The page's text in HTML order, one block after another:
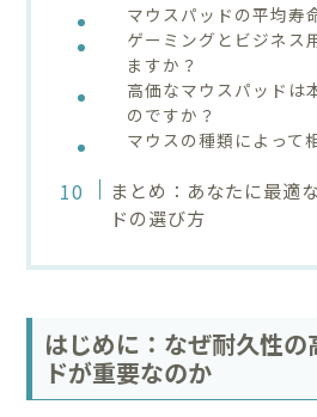
マウスパッドの平均寿
ゲーミングとビジネス
ますか？
高価なマウスパッドは
のですか？
マウスの種類によって
まとめ：あなたに最適
ドの選び方
はじめに：なぜ耐久性の
ドが重要なのか